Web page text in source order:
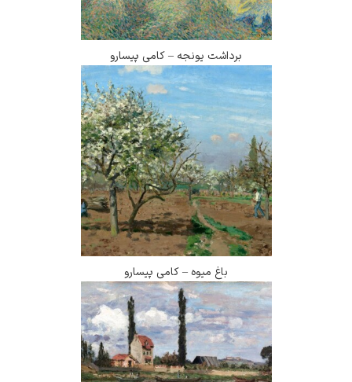
برداشت یونجه – کامی پیسارو
باغ میوه – کامی پیسارو